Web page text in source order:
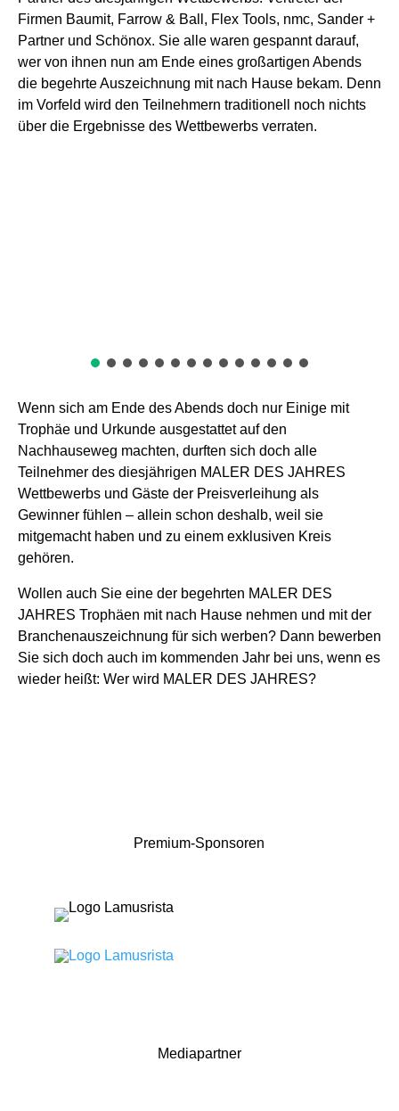
Firmen Baumit, Farrow & Ball, Flex Tools, nmc, Sander +
Partner und Schönox. Sie alle waren gespannt darauf,
wer von ihnen nun am Ende eines großartigen Abends
die begehrte Auszeichnung mit nach Hause bekam. Denn
im Vorfeld wird den Teilnehmern traditionell noch nichts
über die Ergebnisse des Wettbewerbs verraten.
Wenn sich am Ende des Abends doch nur Einige mit
Trophäe und Urkunde ausgestattet auf den
Nachhauseweg machten, durften sich doch alle
Teilnehmer des diesjährigen MALER DES JAHRES
Wettbewerbs und Gäste der Preisverleihung als
Gewinner fühlen – allein schon deshalb, weil sie
mitgemacht haben und zu einem exklusiven Kreis
gehören.
Wollen auch Sie eine der begehrten MALER DES
JAHRES Trophäen mit nach Hause nehmen und mit der
Branchenauszeichnung für sich werben? Dann bewerben
Sie sich doch auch im kommenden Jahr bei uns, wenn es
wieder heißt: Wer wird MALER DES JAHRES?
Premium-Sponsoren
Mediapartner